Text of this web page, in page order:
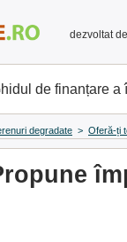
dezvoltat
de finanțare a
degradate > Oferă-ți